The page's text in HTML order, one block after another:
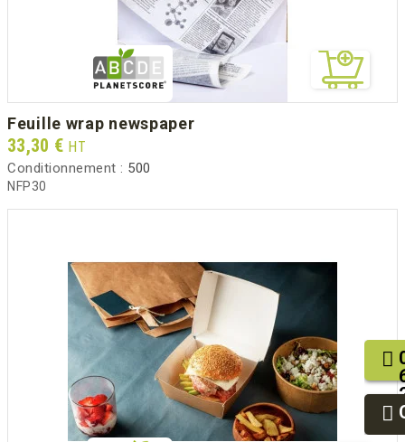
feuille wrap newspaper
Prix
33,30 € HT
Conditionnement : 500
NFP30